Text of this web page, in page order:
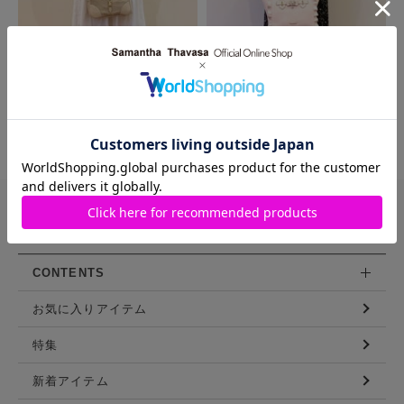
MORE
バッグや財布などを豊富に展開する
サマンサタバサ直営のファッション通販サイト
CONTENTS
お気に入りアイテム
特集
新着アイテム